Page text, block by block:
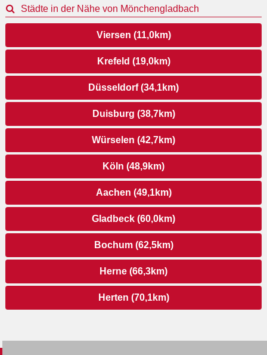
Städte in der Nähe von Mönchengladbach
Viersen (11,0km)
Krefeld (19,0km)
Düsseldorf (34,1km)
Duisburg (38,7km)
Würselen (42,7km)
Köln (48,9km)
Aachen (49,1km)
Gladbeck (60,0km)
Bochum (62,5km)
Herne (66,3km)
Herten (70,1km)